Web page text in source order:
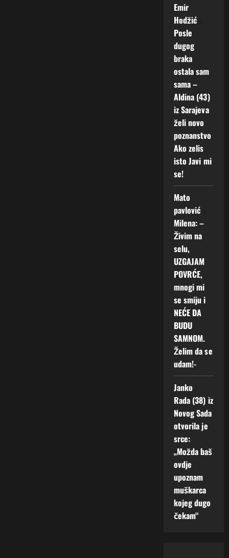
Emir
Hodžić
Posle
dugog
braka
ostala sam
sama –
Aldina (43)
iz Sarajeva
želi novo
poznanstvo
Ako zelis
isto Javi mi
se!
Mato
pavlović
Milena: –
Živim na
selu,
UZGAJAM
POVRĆE,
mnogi mi
se smiju i
NEĆE DA
BUDU
SAMNOM.
Želim da se
udam!-
Janko
Rada (38) iz
Novog Sada
otvorila je
srce:
„Možda baš
ovdje
upoznam
muškarca
kojeg dugo
čekam“